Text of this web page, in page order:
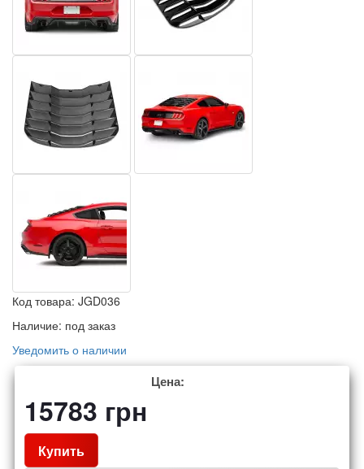
Код товара: JGD036
Наличие: под заказ
Уведомить о наличии
Цена:
15783 грн
Купить